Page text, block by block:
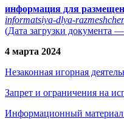
информация для
informatsiya-dlya-
(Дата загрузки документа
4 марта 2024
Незаконная игорная
Запрет и ограничения на
Информационный материал